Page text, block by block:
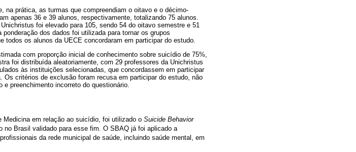
na prática, as turmas que compreendiam o oitavo e o décimo-
apenas 36 e 39 alunos, respectivamente, totalizando 75 alunos.
foi elevado para 105, sendo 54 do oitavo semestre e 51
dos dados foi utilizada para tornar os grupos
todos os alunos da UECE concordaram em participar do estudo.
com proporção inicial de conhecimento sobre suicídio de 75%,
foi distribuída aleatoriamente, com 29 professores da Unichristus
às instituições selecionadas, que concordassem em participar
critérios de exclusão foram recusa em participar do estudo, não
preenchimento incorreto do questionário.
Medicina em relação ao suicídio, foi utilizado o Suicide Behavior
no Brasil validado para esse fim. O SBAQ já foi aplicado a
da rede municipal de saúde, incluindo saúde mental, em